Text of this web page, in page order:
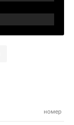
номер